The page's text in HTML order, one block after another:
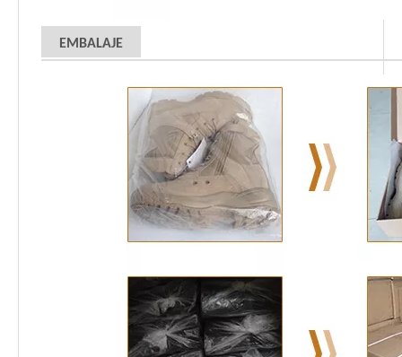
EMBALAJE